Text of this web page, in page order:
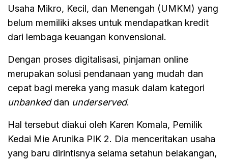
Usaha Mikro, Kecil, dan Menengah (UMKM) yang
belum memiliki akses untuk mendapatkan kredit
dari lembaga keuangan konvensional.
Dengan proses digitalisasi, pinjaman online
merupakan solusi pendanaan yang mudah dan
cepat bagi mereka yang masuk dalam kategori
unbankeddan underserved.
Hal tersebut diakui oleh Karen Komala, Pemilik
Kedai Mie Arunika PIK 2. Dia menceritakan usaha
yang baru dirintisnya selama setahun belakangan,